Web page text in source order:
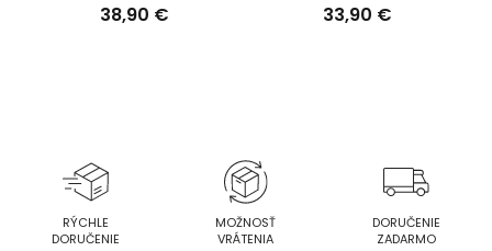
38,90 € 33,90 €
RÝCHLE
DORUČENIE
MOŽNOSŤ
VRÁTENIA
DORUČENIE
ZADARMO